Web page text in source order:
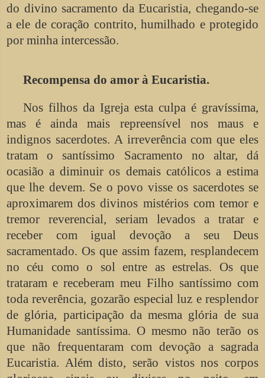
do divino sacramento da Eucaristia, chegando-se
a ele de coração contrito, humilhado e protegido
por minha intercessão.
Recompensa do amor à Eucaristia.
Nos filhos da Igreja esta culpa é gravíssima,
mas é ainda mais repreensível nos maus e
indignos sacerdotes. A irreverência com que eles
tratam o santíssimo Sacramento no altar, dá
ocasião a diminuir os demais católicos a estima
que lhe devem. Se o povo visse os sacerdotes se
aproximarem dos divinos mistérios com temor e
tremor reverencial, seriam levados a tratar e
receber com igual devoção a seu Deus
sacramentado. Os que assim fazem, resplandecem
no céu como o sol entre as estrelas. Os que
trataram e receberam meu Filho santíssimo com
toda reverência, gozarão especial luz e resplendor
de glória, participação da mesma glória de sua
Humanidade santíssima. O mesmo não terão os
que não frequentaram com devoção a sagrada
Eucaristia. Além disto, serão vistos nos corpos